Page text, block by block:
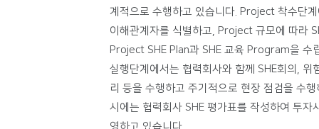
계적으로 수행하고 있습니다. Project 착수단
이해관계자를 식별하고, Project 규모에 따라
Project SHE Plan과 SHE 교육 Program을 수
실행단계에서는 협력회사와 함께 SHE회의, 위
리 등을 수행하고 주기적으로 현장 점검을 수
시에는 협력회사 SHE 평가표를 작성하여 투자
영하고 있습니다.